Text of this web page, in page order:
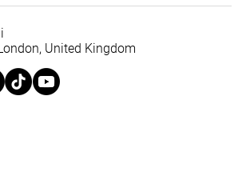
United Kingdom